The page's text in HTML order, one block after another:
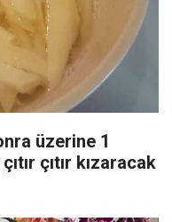
üzerine 1
çıtır kızaracak